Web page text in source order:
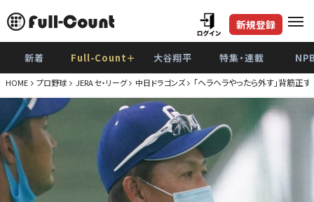
新規登録
新着 Full-Count＋ 大谷翔平 特集・連載
HOME プロ野球 JERA セ・リーグ 中日ドラゴンズ 「ヘラヘラやったら外す」背筋